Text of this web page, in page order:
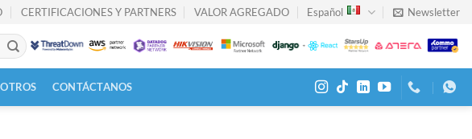
CERTIFICACIONES Y PARTNERS VALOR AGREGADO Español Newsletter
CONTÁCTANOS